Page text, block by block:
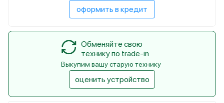
оформить в кредит
Обменяйте свою
технику по trade-in
Выкупим вашу старую технику
оценить устройство